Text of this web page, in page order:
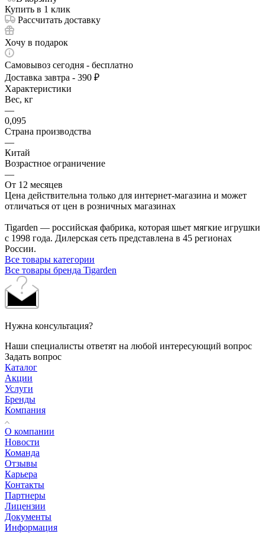
Купить в 1 клик
Рассчитать доставку
Хочу в подарок
Самовывоз сегодня - бесплатно
Доставка завтра - 390 ₽
Характеристики
Вес, кг
—
0,095
Страна производства
—
Китай
Возрастное ограничение
—
От 12 месяцев
Цена действительна только для интернет-магазина и может
отличаться от цен в розничных магазинах
Tigarden — российская фабрика, которая шьет мягкие игрушки
с 1998 года. Дилерская сеть представлена в 45 регионах
России.
Все товары категории
Все товары бренда Tigarden
Нужна консультация?
Наши специалисты ответят на любой интересующий вопрос
Задать вопрос
Каталог
Акции
Услуги
Бренды
Компания
О компании
Новости
Команда
Отзывы
Карьера
Контакты
Партнеры
Лицензии
Документы
Информация